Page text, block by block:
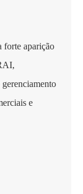
aparição
gerenciamento
e